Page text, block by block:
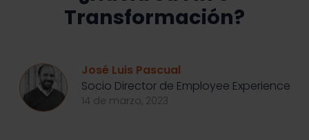
Transformación?
José Luis Pascual
Socio Director de Employee Experience
14 de marzo, 2023